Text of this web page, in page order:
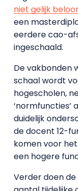
niet gelijk
een
eerdere cao-
ingeschaald.
De vakbonden
schaal wordt
hogescholen,
‘normfuncties’
duidelijk
de docent 12-
komen voor
een hogere
Verder doen